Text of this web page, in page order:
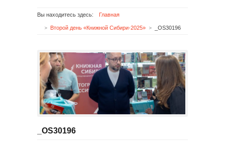
Вы находитесь здесь: Главная
Второй день «Книжной Сибири-2025» _OS30196
_OS30196